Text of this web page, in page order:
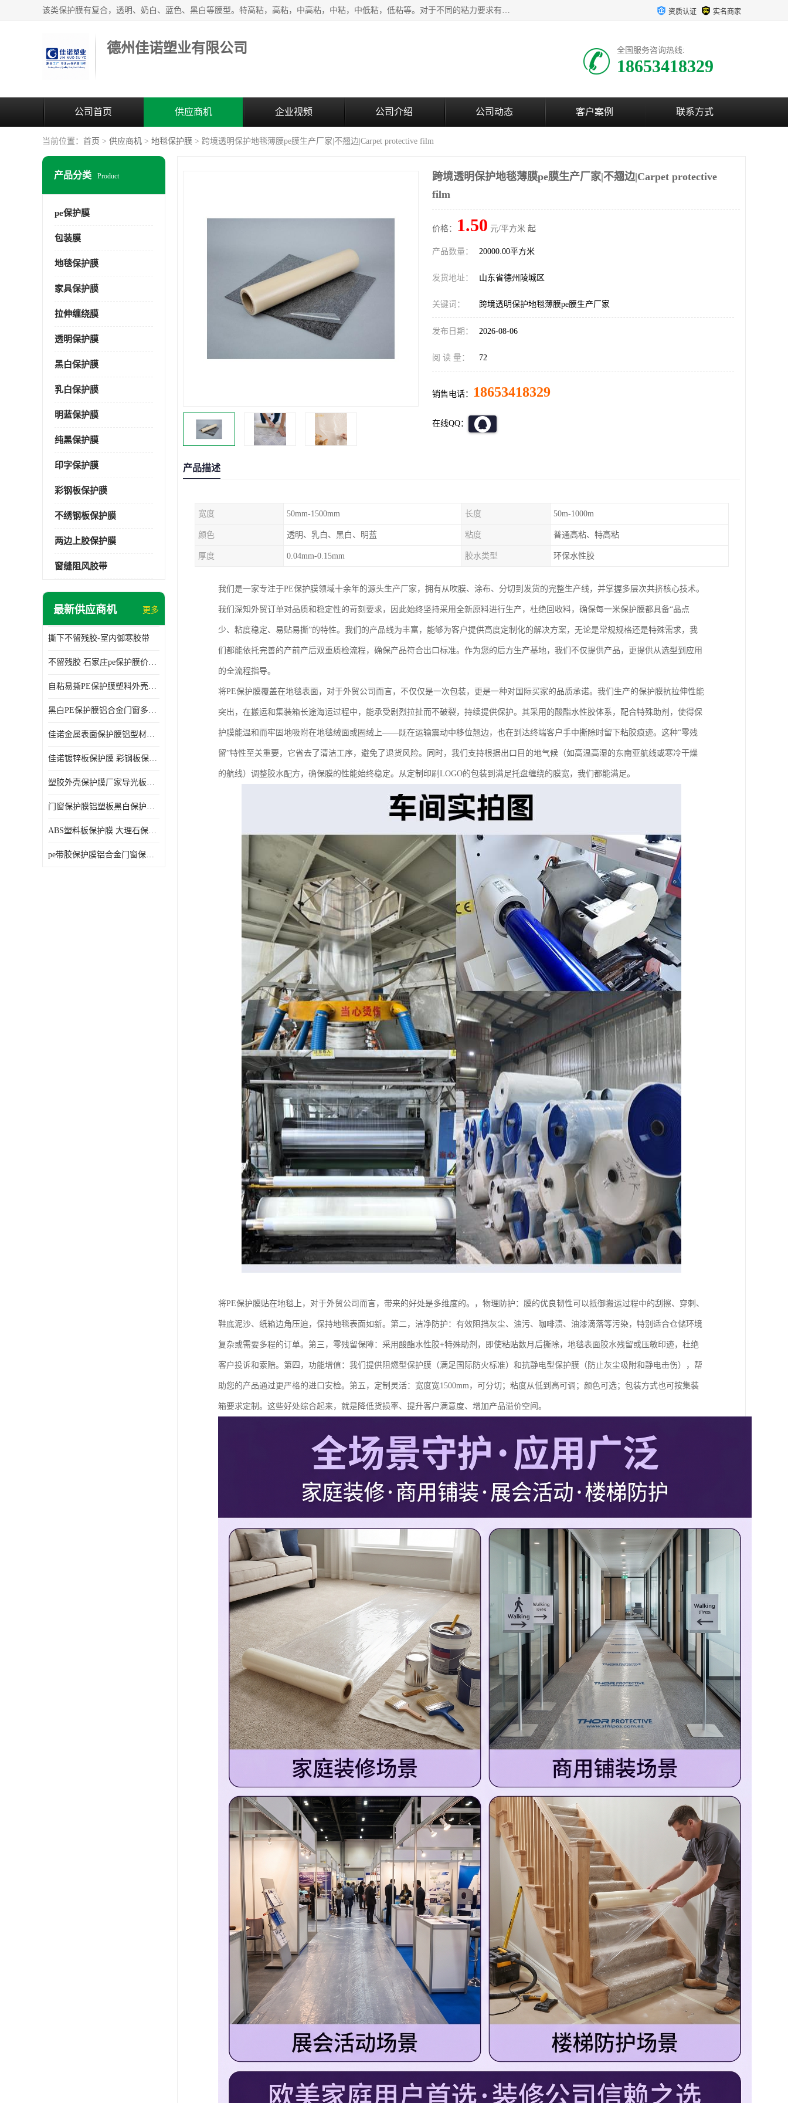
该类保护膜有复合，透明、奶白、蓝色、黑白等膜型。特高粘，高粘，中高粘，中粘，中低粘，低粘等。对于不同的粘力要求有相应的产品相适配。无胶渍残留污染。在较宽的收卷幅度下平整无皱纹，收卷长度大，利于机械化及自动化施工粘贴。为您的产品提供的表面保护解决方案。 产品广泛适用于：铝材、不锈钢、金属、塑料、电子、家电、家具、玻璃、化工材料、装饰材料等。 资质认证 实名商家
德州佳诺塑业有限公司 全国服务咨询热线:
18653418329
公司首页 供应商机 企业视频 公司介绍 公司动态 客户案例 联系方式
当前位置： 首页 > 供应商机 > 地毯保护膜 > 跨境透明保护地毯薄膜pe膜生产厂家|不翘边|Carpet protective film
产品分类 Product
pe保护膜
包装膜
地毯保护膜
家具保护膜
拉伸缠绕膜
透明保护膜
黑白保护膜
乳白保护膜
明蓝保护膜
纯黑保护膜
印字保护膜
彩钢板保护膜
不绣钢板保护膜
两边上胶保护膜
窗缝阻风胶带
最新供应商机 更多
撕下不留残胶-室内御寒胶带
不留残胶 石家庄pe保护膜价格 塑料薄膜
自粘易撕PE保护膜塑料外壳导光板亚克力板膜操作方便
黑白PE保护膜铝合金门窗多种颜色支持定制生产
佳诺金属表面保护膜铝型材保护膜不留残胶铝合金窗框保护胶带
佳诺镀锌板保护膜 彩钢板保护pe保护膜
塑胶外壳保护膜厂家导光板保护膜 铝单板保护膜胶带易撕不留胶
门窗保护膜铝塑板黑白保护膜外墙保温板保护膜
ABS塑料板保护膜 大理石保护膜 缠鱼竿保护膜
pe带胶保护膜铝合金门窗保护不锈钢板保护膜大理石建筑材料保护
跨境透明保护地毯薄膜pe膜生产厂家|不翘边|Carpet protective
film
价格： 1.50 元/平方米 起
产品数量： 20000.00平方米
发货地址： 山东省德州陵城区
关键词： 跨境透明保护地毯薄膜pe膜生产厂家
发布日期： 2026-08-06
阅 读 量： 72
销售电话： 18653418329
在线QQ：
产品描述
宽度 50mm-1500mm 长度 50m-1000m
颜色 透明、乳白、黑白、明蓝 粘度 普通高粘、特高粘
厚度 0.04mm-0.15mm 胶水类型 环保水性胶
我们是一家专注于PE保护膜领域十余年的源头生产厂家，拥有从吹膜、涂布、分切到发货的完整生产线，并掌握多层次共挤核心技术。
我们深知外贸订单对品质和稳定性的苛刻要求，因此始终坚持采用全新原料进行生产，杜绝回收料，确保每一米保护膜都具备“晶点
少、粘度稳定、易贴易撕”的特性。我们的产品线为丰富，能够为客户提供高度定制化的解决方案，无论是常规规格还是特殊需求，我
们都能依托完善的产前产后双重质检流程，确保产品符合出口标准。作为您的后方生产基地，我们不仅提供产品，更提供从选型到应用
的全流程指导。
将PE保护膜覆盖在地毯表面，对于外贸公司而言，不仅仅是一次包装，更是一种对国际买家的品质承诺。我们生产的保护膜抗拉伸性能
突出，在搬运和集装箱长途海运过程中，能承受剧烈拉扯而不破裂，持续提供保护。其采用的酸酯水性胶体系，配合特殊助剂，使得保
护膜能温和而牢固地吸附在地毯绒面或圈绒上——既在运输震动中移位翘边，也在到达终端客户手中撕除时留下粘胶痕迹。这种“零残
留”特性至关重要，它省去了清洁工序，避免了退货风险。同时，我们支持根据出口目的地气候（如高温高湿的东南亚航线或寒冷干燥
的航线）调整胶水配方，确保膜的性能始终稳定。从定制印刷LOGO的包装到满足托盘缠绕的膜宽，我们都能满足。
将PE保护膜贴在地毯上，对于外贸公司而言，带来的好处是多维度的。，物理防护：膜的优良韧性可以抵御搬运过程中的刮擦、穿刺、
鞋底泥沙、纸箱边角压迫，保持地毯表面如新。第二，洁净防护：有效阻挡灰尘、油污、咖啡渍、油漆滴落等污染，特别适合仓储环境
复杂或需要多程的订单。第三，零残留保障：采用酸酯水性胶+特殊助剂，即使粘贴数月后撕除，地毯表面胶水残留或压敏印迹，杜绝
客户投诉和索赔。第四，功能增值：我们提供阻燃型保护膜（满足国际防火标准）和抗静电型保护膜（防止灰尘吸附和静电击伤），帮
助您的产品通过更严格的进口安检。第五，定制灵活：宽度宽1500mm，可分切；粘度从低到高可调；颜色可选；包装方式也可按集装
箱要求定制。这些好处综合起来，就是降低货损率、提升客户满意度、增加产品溢价空间。